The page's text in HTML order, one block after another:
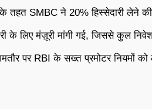
तहत SMBC ने 20% हिस्सेदारी लेने की
के लिए मंज़ूरी मांगी गई, जिससे कुल
पर RBI के सख्त प्रमोटर नियमों को